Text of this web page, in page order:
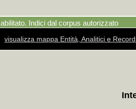
Indici dal corpus autorizzato
visualizza mappa Entità, Analitici e